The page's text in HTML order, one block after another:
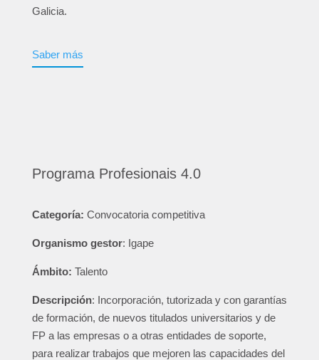
Galicia.
Saber más
Programa Profesionais 4.0
Categoría: Convocatoria competitiva
Organismo gestor: Igape
Ámbito: Talento
Descripción: Incorporación, tutorizada y con garantías
de formación, de nuevos titulados universitarios y de
FP a las empresas o a otras entidades de soporte,
para realizar trabajos que mejoren las capacidades del